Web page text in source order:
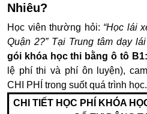
Nhiêu?
Học viên thường hỏi: “Học lái
Quận 2?” Tại Trung tâm dạy
gói khóa học thi bằng ô tô B1:
lệ phí thi và phí ôn luyện),
CHI PHÍ
trong suốt quá trình học.
CHI TIẾT HỌC PHÍ KHÓA